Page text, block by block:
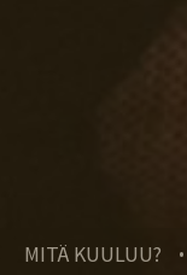
MITÄ KUULUU? •